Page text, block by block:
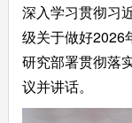
深入学习贯彻习
级关于做好2026
研究部署贯彻落
议并讲话。